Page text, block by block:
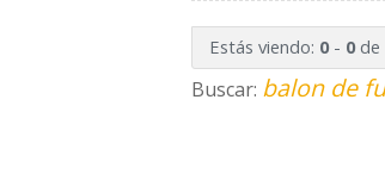
Estás viendo: 0- 0de
Buscar: balon de